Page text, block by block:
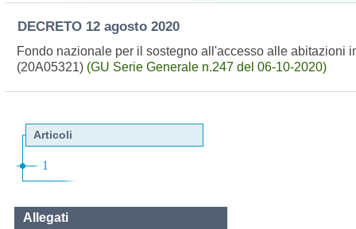
DECRETO 12 agosto 2020
Fondo nazionale per il sostegno all'accesso alle abitazioni
(20A05321) (GU Serie Generale n.247 del 06-10-2020)